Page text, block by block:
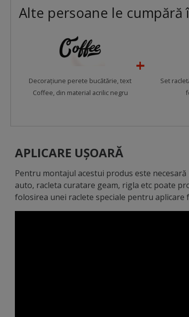
Alte persoane le cumpără
Decoraţiune perete bucătărie, text
Coffee, din material acrilic negru
Set
APLICARE UȘOARĂ
Pentru montajul acestui produs este
auto, racleta curatare geam, rigla etc poate
folosirea unei raclete speciale pentru aplicare